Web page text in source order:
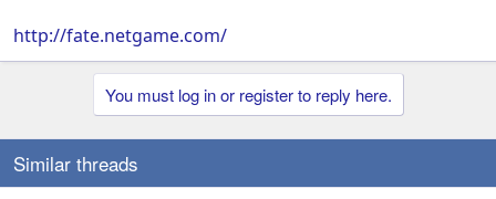
r
http://fate.netgame.com/
You must log in or register to reply here.
Similar threads